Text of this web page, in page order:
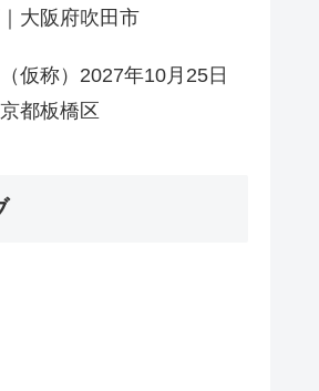
大阪府吹田市
仮称）2027年10月25日
都板橋区